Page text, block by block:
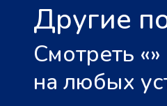
Другие
Смотреть «»
на любых